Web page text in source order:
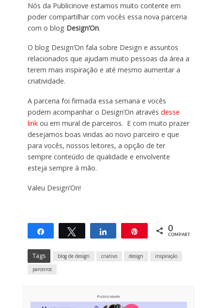
Nós da Publicinove estamos muito contente em
poder compartilhar com vocês essa nova parceria
com o blog Design’On.
O blog Design’On fala sobre Design e assuntos
relacionados que ajudam muito pessoas da área a
terem mais inspiração e até mesmo aumentar a
criatividade.
A parceria foi firmada essa semana e vocês
podem acompanhar o Design’On através desse
linkou em mural de parceiros. E com muito prazer
desejamos boas vindas ao novo parceiro e que
para vocês, nossos leitores, a opção de ter
sempre conteúdo de qualidade e envolvente
esteja sempre à mão.
Valeu Design’On!
CompartilharTwittar Compartilhar 0
COMPART.
Tags blog de design criativo design
inspiração
parceiros
Publicidade